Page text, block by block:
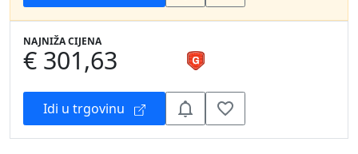
NAJNIŽA CIJENA
€ 301,63
Idi u trgovinu